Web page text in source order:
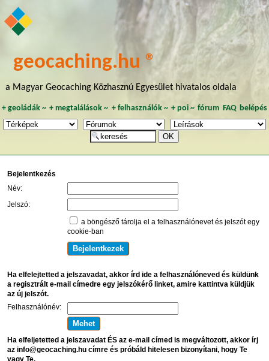
geocaching.hu ®
a Magyar Geocaching Közhasznú Egyesület hivatalos oldala
+ geoládák~ +megtalálások ~ + felhasználók~ + poi~ fórum FAQ belépés
Bejelentkezés
Név:
Jelszó:
a böngésző tárolja el a felhasználónevet és jelszót egy
cookie-ban
Ha elfelejtetted a jelszavadat, akkor írd ide a felhasználóneved és küldünk
a regisztrált e-mail címedre egy jelszókérő linket, amire kattintva küldjük
az új jelszót.
Felhasználónév:
Ha elfeljetetted a jelszavadat ÉS az e-mail címed is megváltozott, akkor írj
az info@geocaching.hu címre és próbáld hitelesen bizonyítani, hogy Te
vagy Te.